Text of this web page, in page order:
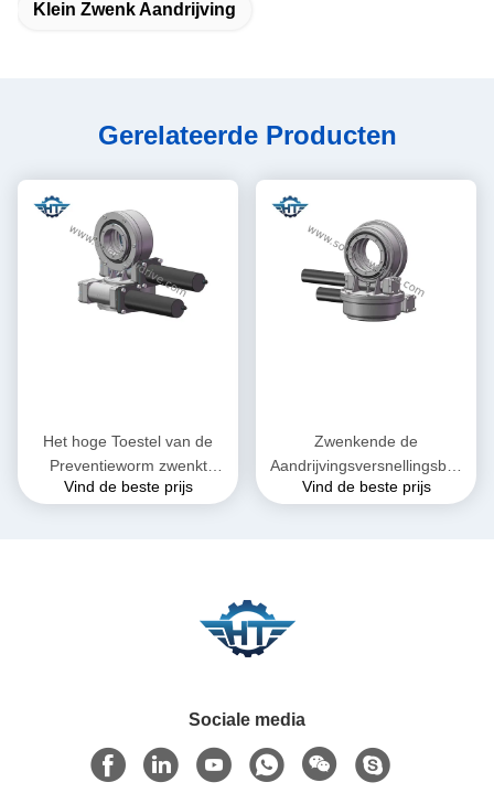
Klein Zwenk Aandrijving
Gerelateerde Producten
Het hoge Toestel van de
Preventieworm zwenkt
Aandrijving voor Dubbel As
Vind de beste prijs
Zwenkende de
Aandrijvingsversnellingsbak
van de hoge Precisie
Vind de beste prijs
Sociale media